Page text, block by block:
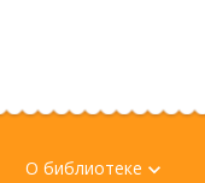
О библиотеке keyboard_arrow_down